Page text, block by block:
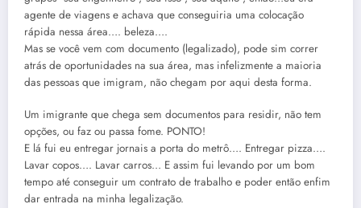
agente de viagens e achava que conseguiria uma colocação
rápida nessa área…. beleza….
Mas se você vem com documento (legalizado), pode sim correr
atrás de oportunidades na sua área, mas infelizmente a maioria
das pessoas que imigram, não chegam por aqui desta forma.
Um imigrante que chega sem documentos para residir, não tem
opções, ou faz ou passa fome. PONTO!
E lá fui eu entregar jornais a porta do metrô…. Entregar pizza….
Lavar copos…. Lavar carros… E assim fui levando por um bom
tempo até conseguir um contrato de trabalho e poder então enfim
dar entrada na minha legalização.